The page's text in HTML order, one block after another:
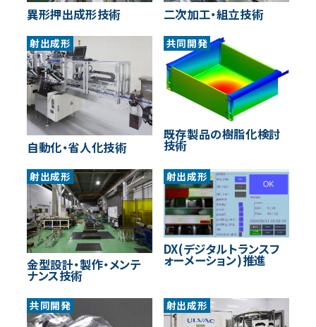
異形押出成形技術 二次加工・組立技術
射出成形
自動化・省人化技術
共同開発
既存製品の樹脂化検討
技術
射出成形
金型設計・製作・メンテ
ナンス技術
射出成形
DX(デジタルトランスフ
ォーメーション)推進
共同開発 射出成形